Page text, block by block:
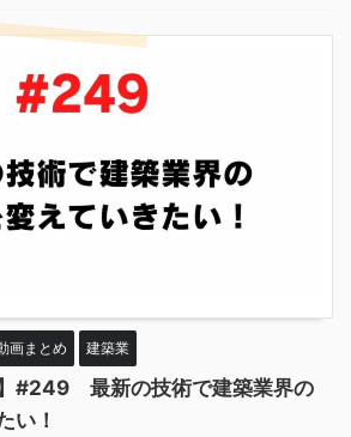
画まとめ 建築業
】#249 最新の技術で建築業界の
い！